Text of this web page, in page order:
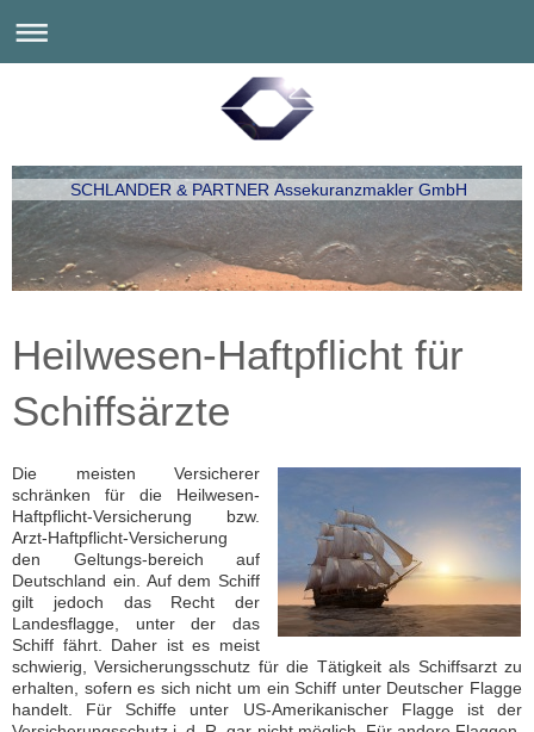
SCHLANDER & PARTNER Assekuranzmakler GmbH
Heilwesen-Haftpflicht für
Schiffsärzte
Die meisten Versicherer
schränken für die Heilwesen-
Haftpflicht-Versicherung bzw.
Arzt-Haftpflicht-Versicherung
den Geltungs-bereich auf
Deutschland ein. Auf dem Schiff
gilt jedoch das Recht der
Landesflagge, unter der das
Schiff fährt. Daher ist es meist
schwierig, Versicherungsschutz für die Tätigkeit als Schiffsarzt zu
erhalten, sofern es sich nicht um ein Schiff unter Deutscher Flagge
handelt. Für Schiffe unter US-Amerikanischer Flagge ist der